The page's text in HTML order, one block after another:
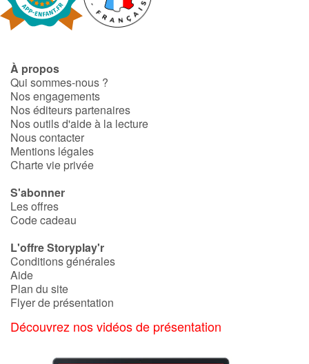
À propos
Qui sommes-nous ?
Nos engagements
Nos éditeurs partenaires
Nos outils d'aide à la lecture
Nous contacter
Mentions légales
Charte vie privée
S'abonner
Les offres
Code cadeau
L'offre Storyplay'r
Conditions générales
Aide
Plan du site
Flyer de présentation
Découvrez nos vidéos de présentation